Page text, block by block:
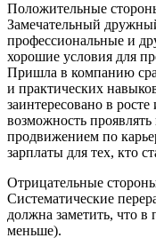
Положительные
Замечательный
профессиональные и
хорошие условия для
Пришла в компанию
и практических
заинтересовано в
возможность
продвижением по
зарплаты для тех, кто
Отрицательные
Систематические
должна заметить, что в
меньше).